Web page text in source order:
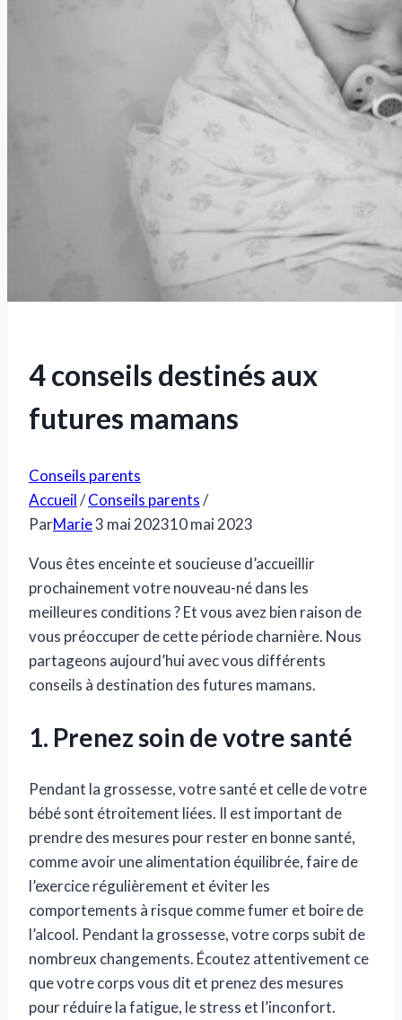
4 conseils destinés aux
futures mamans
Conseils parents
Accueil/Conseils parents/
ParMarie3 mai 202310 mai 2023
Vous êtes enceinte et soucieuse d’accueillir
prochainement votre nouveau-né dans les
meilleures conditions ? Et vous avez bien raison de
vous préoccuper de cette période charnière. Nous
partageons aujourd’hui avec vous différents
conseils à destination des futures mamans.
1. Prenez soin de votre santé
Pendant la grossesse, votre santé et celle de votre
bébé sont étroitement liées. Il est important de
prendre des mesures pour rester en bonne santé,
comme avoir une alimentation équilibrée, faire de
l’exercice régulièrement et éviter les
comportements à risque comme fumer et boire de
l’alcool. Pendant la grossesse, votre corps subit de
nombreux changements. Écoutez attentivement ce
que votre corps vous dit et prenez des mesures
pour réduire la fatigue, le stress et l’inconfort.